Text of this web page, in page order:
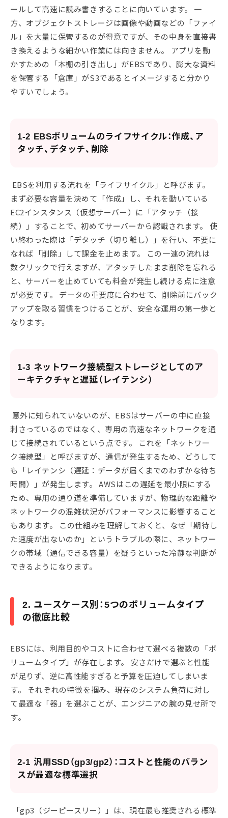
ールして高速に読み書きすることに向いています。 一
方、オブジェクトストレージは画像や動画などの「ファイ
ル」を大量に保管するのが得意ですが、その中身を直接書
き換えるような細かい作業には向きません。 アプリを動
かすための「本棚の引き出し」がEBSであり、膨大な資料
を保管する「倉庫」がS3であるとイメージすると分かり
やすいでしょう。
1-2 EBSボリュームのライフサイクル：作成、ア
タッチ、デタッチ、削除
EBSを利用する流れを「ライフサイクル」と呼びます。
まず必要な容量を決めて「作成」し、それを動いている
EC2インスタンス（仮想サーバー）に「アタッチ（接
続）」することで、初めてサーバーから認識されます。 使
い終わった際は「デタッチ（切り離し）」を行い、不要に
なれば「削除」して課金を止めます。 この一連の流れは
数クリックで行えますが、アタッチしたまま削除を忘れる
と、サーバーを止めていても料金が発生し続ける点に注意
が必要です。 データの重要度に合わせて、削除前にバック
アップを取る習慣をつけることが、安全な運用の第一歩と
なります。
1-3 ネットワーク接続型ストレージとしてのア
ーキテクチャと遅延（レイテンシ）
意外に知られていないのが、EBSはサーバーの中に直接
刺さっているのではなく、専用の高速なネットワークを通
じて接続されているという点です。 これを「ネットワー
ク接続型」と呼びますが、通信が発生するため、どうして
も「レイテンシ（遅延：データが届くまでのわずかな待ち
時間）」が発生します。 AWSはこの遅延を最小限にする
ため、専用の通り道を準備していますが、物理的な距離や
ネットワークの混雑状況がパフォーマンスに影響すること
もあります。 この仕組みを理解しておくと、なぜ「期待し
た速度が出ないのか」というトラブルの際に、ネットワー
クの帯域（通信できる容量）を疑うといった冷静な判断が
できるようになります。
2. ユースケース別：5つのボリュームタイプ
の徹底比較
EBSには、利用目的やコストに合わせて選べる複数の「ボ
リュームタイプ」が存在します。 安さだけで選ぶと性能
が足りず、逆に高性能すぎると予算を圧迫してしまいま
す。 それぞれの特徴を掴み、現在のシステム負荷に対し
て最適な「器」を選ぶことが、エンジニアの腕の見せ所で
す。
2-1 汎用SSD（gp3/gp2）：コストと性能のバラン
スが最適な標準選択
「gp3（ジーピースリー）」は、現在最も推奨される標準